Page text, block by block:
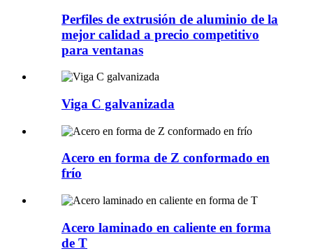
Perfiles de extrusión de aluminio de la
mejor calidad a precio competitivo
para ventanas
Viga C galvanizada
Acero en forma de Z conformado en
frío
Acero laminado en caliente en forma
de T